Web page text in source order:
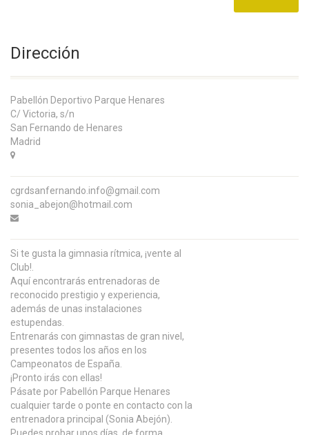
Dirección
Pabellón Deportivo Parque Henares
C/ Victoria, s/n
San Fernando de Henares
Madrid
cgrdsanfernando.info@gmail.com
sonia_abejon@hotmail.com
Si te gusta la gimnasia rítmica, ¡vente al
Club!.
Aquí encontrarás entrenadoras de
reconocido prestigio y experiencia,
además de unas instalaciones
estupendas.
Entrenarás con gimnastas de gran nivel,
presentes todos los años en los
Campeonatos de España.
¡Pronto irás con ellas!
Pásate por Pabellón Parque Henares
cualquier tarde o ponte en contacto con la
entrenadora principal (Sonia Abejón).